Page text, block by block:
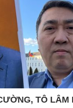
TÔ LÂM